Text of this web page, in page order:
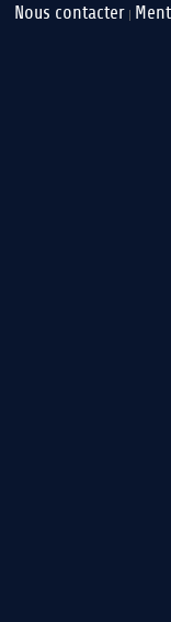
Nous contacter |